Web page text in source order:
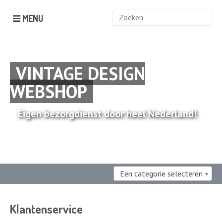
MENU
Zoek
VINTAGE DESIGN
WEBSHOP
Eigen bezorgdienst door heel Nederland!
Een categorie selecteren
Klantenservice